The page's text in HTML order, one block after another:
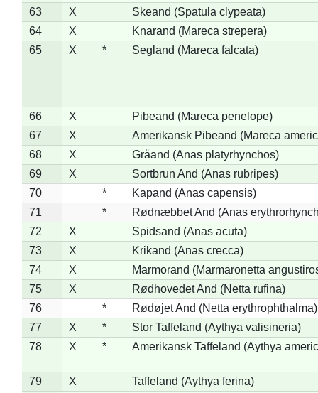
63
X
Skeand (Spatula clypeata)
64
X
Knarand (Mareca strepera)
65
X * Segland (Mareca falcata)
66 X
Pibeand (Mareca penelope)
67
X
Amerikansk Pibeand (Mareca
68
X
Gråand (Anas platyrhynchos)
69
X
Sortbrun And (Anas rubripes)
70
*
Kapand (Anas capensis)
71
*
Rødnæbbet And (Anas
72
X
Spidsand (Anas acuta)
73
X
Krikand (Anas crecca)
74
X
Marmorand (Marmaronetta
75
X
Rødhovedet And (Netta rufina)
76
*
Rødøjet And (Netta erythrophthalma)
77
X *
Stor Taffeland (Aythya valisineria)
78
X * Amerikansk Taffeland (Aythya
79 X
Taffeland (Aythya ferina)